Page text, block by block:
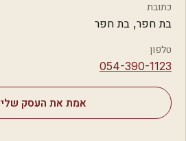
כתובת
בת חפר, בת חפר
טלפון
⁦054-390-1123⁩
אמת את העסק שלי